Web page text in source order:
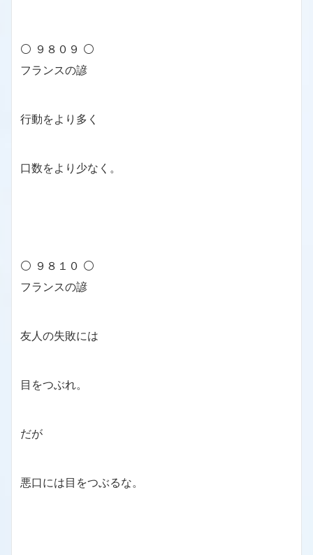
⚪ ９８０９ ⚪
フランスの諺
行動をより多く
口数をより少なく。
⚪ ９８１０ ⚪
フランスの諺
友人の失敗には
目をつぶれ。
だが
悪口には目をつぶるな。